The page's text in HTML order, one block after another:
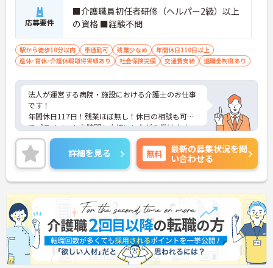
応募要件
■介護職員初任者研修（ヘルパー2級）以上
の資格 ■経験不問
駅から徒歩10分以内 車通勤可 残業少なめ
年間休日110日以上
産休･育休･介護休暇取得実績あり
社会保険完備 交通費支給 退職金制度あり
法人が運営する病院・施設における介護士のお仕事
です！
年間休日117日！残業ほぼ無し！休日の相談も可能
でプライベートな時間も大切にしながら働けます。
ご興味ある方には、面接のポイントなど、さらに詳
細をお話致しますのでお気軽にご相談ください。
詳細を見る 無料
最新の募集状況を問
い合わせる